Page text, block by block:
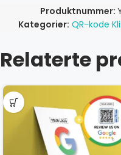
Produktnummer:
Kategorier: QR-kode
Relaterte